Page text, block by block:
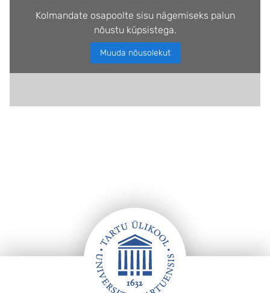
Kolmandate osapoolte sisu nägemiseks palun
nõustu küpsistega.
Muuda nõusolekut